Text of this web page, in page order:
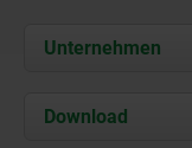
Unternehmen
Über uns
Download